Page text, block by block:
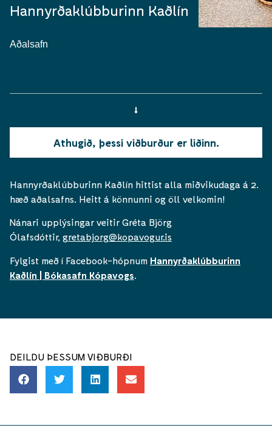
Hannyrðaklúbburinn Kaðlín
Aðalsafn
Athugið, þessi viðburður er liðinn.
Hannyrðaklúbburinn Kaðlín hittist alla miðvikudaga á 2.
hæð aðalsafns. Heitt á könnunni og öll velkomin!
Nánari upplýsingar veitir Gréta Björg
Ólafsdóttir, gretabjorg@kopavogur.is
Fylgist með í Facebook-hópnum Hannyrðaklúbburinn
Kaðlín | Bókasafn Kópavogs
DEILDU ÞESSUM VIÐBURÐI